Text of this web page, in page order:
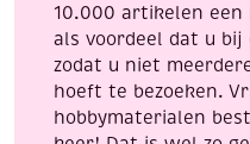
10.000 artikelen een
als voordeel dat u
zodat u niet
hoeft te bezoeken.
hobbymaterialen